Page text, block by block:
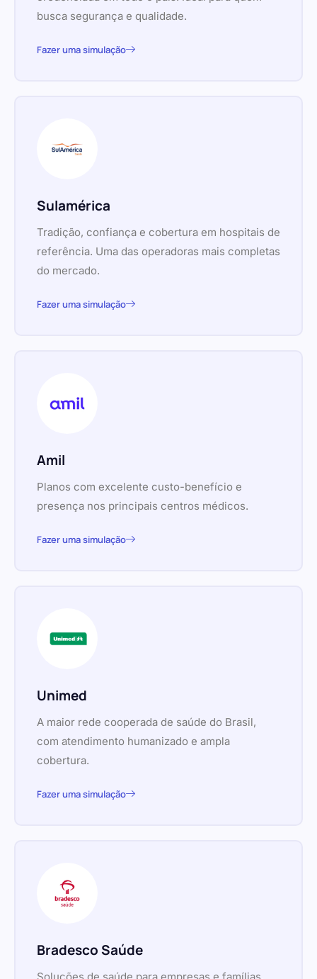
busca segurança e qualidade.
Fazer uma simulação
Sulamérica
Tradição, confiança e cobertura em hospitais de
referência. Uma das operadoras mais completas
do mercado.
Fazer uma simulação
Amil
Planos com excelente custo-benefício e
presença nos principais centros médicos.
Fazer uma simulação
Unimed
A maior rede cooperada de saúde do Brasil,
com atendimento humanizado e ampla
cobertura.
Fazer uma simulação
Bradesco Saúde